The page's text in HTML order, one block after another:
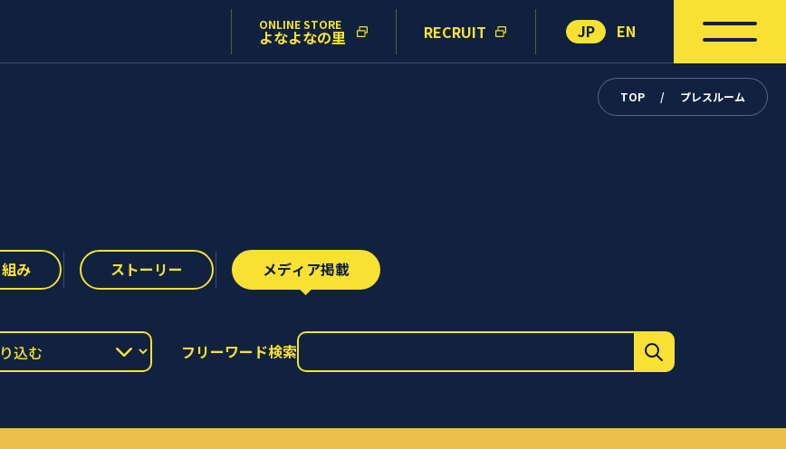
ONLINE STORE
よなよなの里 RECRUIT JP EN
TOP / プレスルーム
み ストーリー メディア掲載
フリーワード検索